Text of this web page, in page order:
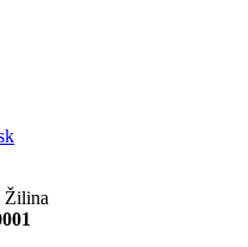
Žilina